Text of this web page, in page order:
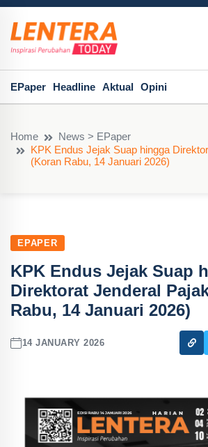
EPaper Headline Aktual Opini
Home
News > EPaper
KPK Endus Jejak Suap hingga
(Koran Rabu, 14 Januari 2026)
EPAPER
KPK Endus Jejak Suap
Direktorat Jenderal
Rabu, 14 Januari 2026)
14 JANUARY 2026